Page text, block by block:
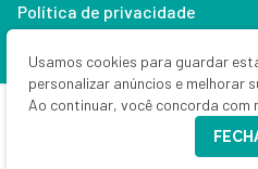
Política de privacidade
Lifestyle
Copyright © 2026 Seu Dinheiro.
CNPJ: 33.523.405/0001-63
Usamos cookies para guardar
personalizar anúncios e melhorar
Ao continuar, você concorda com